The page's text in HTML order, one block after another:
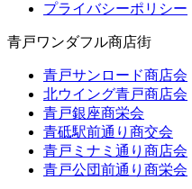
プライバシーポリシー
青戸ワンダフル商店街
青戸サンロード商店会
北ウイング青戸商店会
青戸銀座商栄会
青砥駅前通り商交会
青戸ミナミ通り商店会
青戸公団前通り商栄会